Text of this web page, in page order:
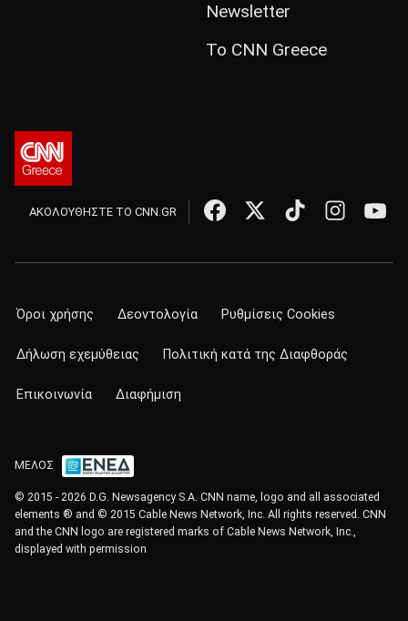
Newsletter
Το CNN Greece
ΑΚΟΛΟΥΘΗΣΤΕ ΤΟ CNN.GR
Όροι χρήσης Δεοντολογία Ρυθμίσεις Cookies
Δήλωση εχεμύθειας Πολιτική κατά της Διαφθοράς
Επικοινωνία Διαφήμιση
ΜΕΛΟΣ
© 2015 - 2026 D.G. Newsagency S.A. CNN name, logo and all associated
elements ® and © 2015 Cable News Network, Inc. All rights reserved. CNN
and the CNN logo are registered marks of Cable News Network, Inc.,
displayed with permission